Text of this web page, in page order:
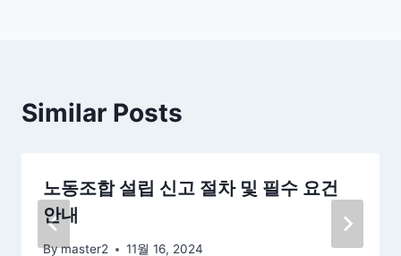
Similar Posts
노동조합 설립 신고 절차 및 필수 요건
안내
Bymaster2 11월 16, 2024